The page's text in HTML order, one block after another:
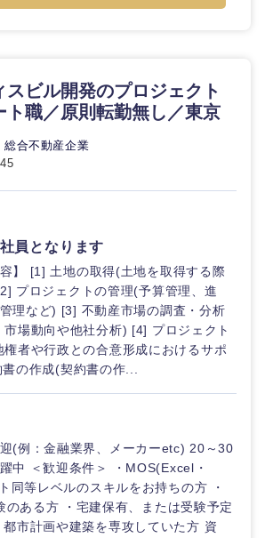
選択する
選択する
選択する
選択する
スビル開発のプロジェクト
ト職／原則転勤無し／東京
合不動産企業
員となります
容】 [1] 土地の取得(土地を取得する際
プロジェクトの管理(予算管理、進
理など) [3] 不動産市場の調査・分析
市場動向や他社分析) [4] プロジェクト
者や行政との合意形成におけるサポ
の作成(契約書の作...
(例：金融業界、メーカーetc) 20～30
中 ＜歓迎条件＞ ・MOS(Excel・
同等レベルのスキルをお持ちの方 ・
ある方 ・宅建保有、または受験予定
市計画や建築を専攻していた方 資